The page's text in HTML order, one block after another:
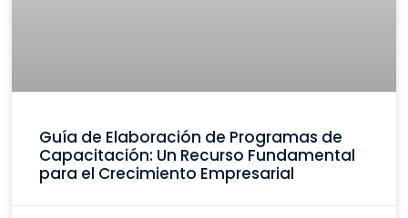
Guía de Elaboración de Programas de
Capacitación: Un Recurso Fundamental
para el Crecimiento Empresarial